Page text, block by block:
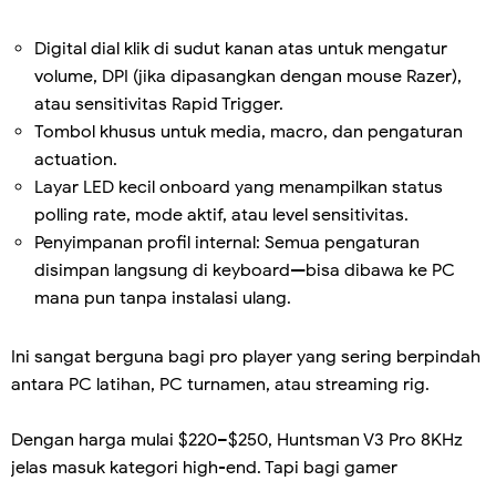
Digital dial klik di sudut kanan atas untuk mengatur
volume, DPI (jika dipasangkan dengan mouse Razer),
atau sensitivitas Rapid Trigger.
Tombol khusus untuk media, macro, dan pengaturan
actuation.
Layar LED kecil onboard yang menampilkan status
polling rate, mode aktif, atau level sensitivitas.
Penyimpanan profil internal: Semua pengaturan
disimpan langsung di keyboard—bisa dibawa ke PC
mana pun tanpa instalasi ulang.
Ini sangat berguna bagi pro player yang sering berpindah
antara PC latihan, PC turnamen, atau streaming rig.
Dengan harga mulai $220–$250, Huntsman V3 Pro 8KHz
jelas masuk kategori high-end. Tapi bagi gamer